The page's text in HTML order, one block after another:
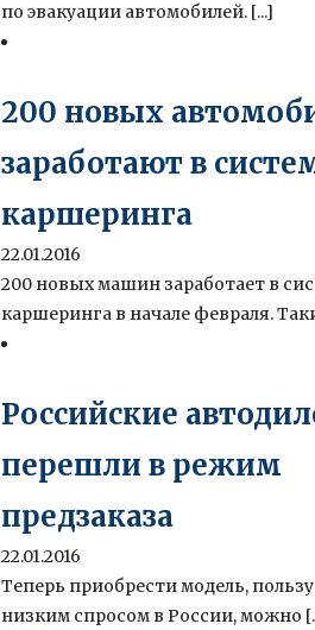
по эвакуации автомобилей. [...]
200 новых
заработают в
каршеринга
22.01.2016
200 новых машин заработает в
каршеринга в начале февраля.
Российские
перешли в режим
предзаказа
22.01.2016
Теперь приобрести модель,
низким спросом в России, можно